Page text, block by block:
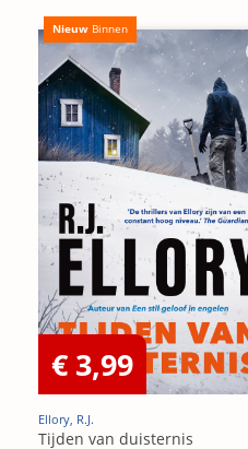
Nieuw Binnen
€ 3,99
Ellory, R.J.
Tijden van duisternis